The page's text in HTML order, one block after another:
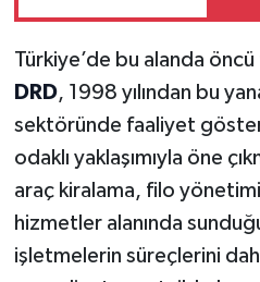
Türkiye’de bu alanda
DRD, 1998 yılından bu
sektöründe faaliyet
odaklı yaklaşımıyla öne
araç kiralama, filo
hizmetler alanında
işletmelerin süreçlerini